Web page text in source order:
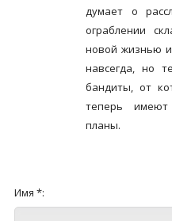
думает о
ограблении
новой жизнью
навсегда, но
бандиты, от
теперь
планы.
Имя *: